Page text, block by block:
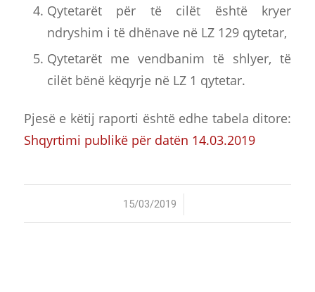
Qytetarët për të cilët është kryer
ndryshim i të dhënave në LZ 129 qytetar,
Qytetarët me vendbanim të shlyer, të
cilët bënë këqyrje në LZ 1 qytetar.
Pjesë e këtij raporti është edhe tabela ditore:
Shqyrtimi publikë për datën 14.03.2019
15/03/2019
/